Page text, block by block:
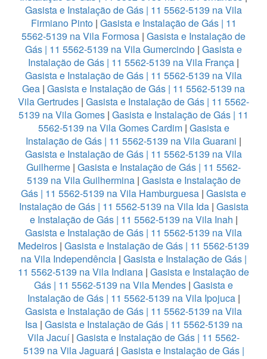
Gasista e Instalação de Gás | 11 5562-5139 na Vila
Firmiano Pinto| Gasista e Instalação de Gás | 11
5562-5139 na Vila Formosa | Gasista e Instalação de
Gás | 11 5562-5139 na Vila Gumercindo | Gasista e
Instalação de Gás | 11 5562-5139 na Vila França |
Gasista e Instalação de Gás | 11 5562-5139 na Vila
Gea | Gasista e Instalação de Gás | 11 5562-5139 na
Vila Gertrudes | Gasista e Instalação de Gás | 11 5562-
5139 na Vila Gomes | Gasista e Instalação de Gás | 11
5562-5139 na Vila Gomes Cardim| Gasista e
Instalação de Gás | 11 5562-5139 na Vila Guarani |
Gasista e Instalação de Gás | 11 5562-5139 na Vila
Guilherme | Gasista e Instalação de Gás | 11 5562-
5139 na Vila Guilhermina| Gasista e Instalação de
Gás | 11 5562-5139 na Vila Hamburguesa | Gasista e
Instalação de Gás | 11 5562-5139 na Vila Ida| Gasista
e Instalação de Gás | 11 5562-5139 na Vila Inah |
Gasista e Instalação de Gás | 11 5562-5139 na Vila
Medeiros | Gasista e Instalação de Gás | 11 5562-5139
na Vila Independência| Gasista e Instalação de Gás |
11 5562-5139 na Vila Indiana | Gasista e Instalação de
Gás | 11 5562-5139 na Vila Mendes | Gasista e
Instalação de Gás | 11 5562-5139 na Vila Ipojuca|
Gasista e Instalação de Gás | 11 5562-5139 na Vila
Isa| Gasista e Instalação de Gás | 11 5562-5139 na
Vila Jacuí| Gasista e Instalação de Gás | 11 5562-
5139 na Vila Jaguará| Gasista e Instalação de Gás |